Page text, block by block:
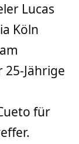
Lucas
Köln
Jährige
für